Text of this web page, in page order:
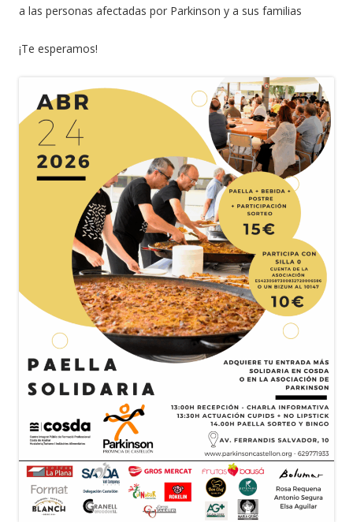
a las personas afectadas por Parkinson y a sus familias
¡Te esperamos!